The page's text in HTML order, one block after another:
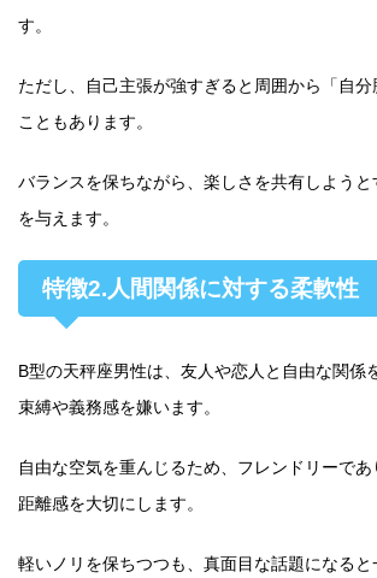
す。
ただし、自己主張が強すぎると周囲から「自
こともあります。
バランスを保ちながら、楽しさを共有しようと
を与えます。
特徴2.人間関係に対する柔軟性
B型の天秤座男性は、友人や恋人と自由な関係
束縛や義務感を嫌います。
自由な空気を重んじるため、フレンドリーで
距離感を大切にします。
軽いノリを保ちつつも、真面目な話題になる